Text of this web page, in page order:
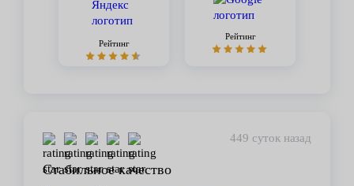
Рейтинг
Рейтинг
449 суток назад
Стабильное качество